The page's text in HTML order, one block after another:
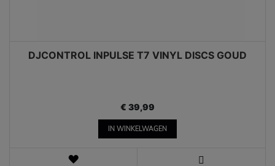
DJCONTROL INPULSE T7 VINYL DISCS GOUD
€ 39,99
IN WINKELWAGEN
VERLANGLIJST